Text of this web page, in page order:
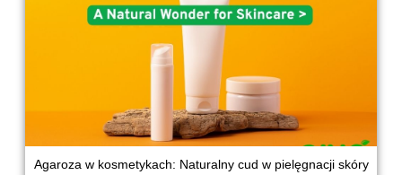
Agaroza w kosmetykach: Naturalny cud w pielęgnacji skóry